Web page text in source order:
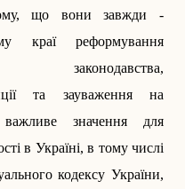
тому, що вони завжди
краї реформуван­ня
законодавства,
та зауваження на
значення для
в Україні, в тому числі
кодексу України,